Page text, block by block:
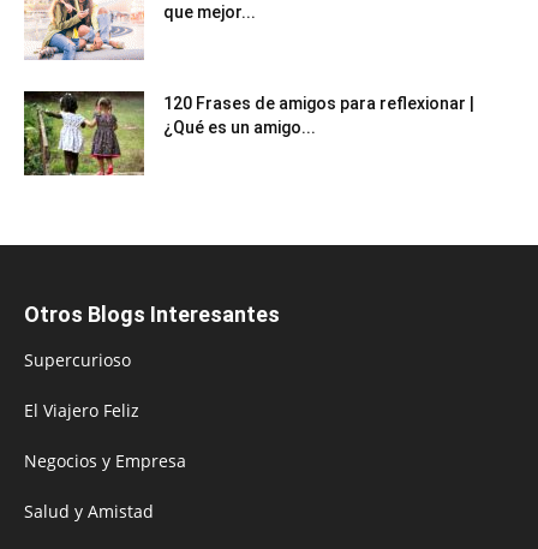
que mejor...
120 Frases de amigos para reflexionar |
¿Qué es un amigo...
Otros Blogs Interesantes
Supercurioso
El Viajero Feliz
Negocios y Empresa
Salud y Amistad